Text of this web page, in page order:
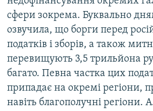
сфери зокрема. Буквально
озвучила, що борги перед
податків і зборів, а також
перевищують 3,5 трильйона
багато. Певна частка цих
припадає на окремі регіони,
навіть благополучні регіони.